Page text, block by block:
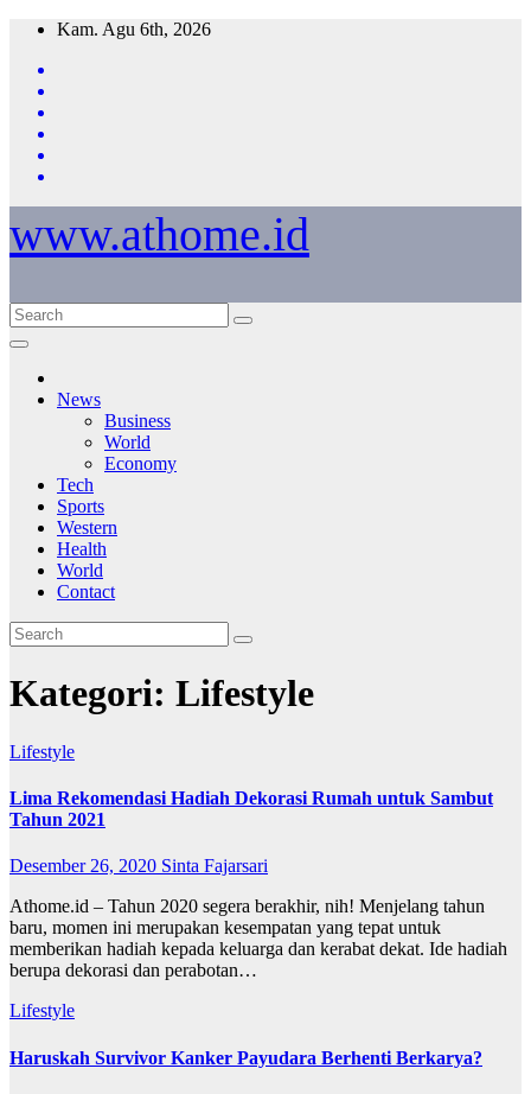
Skip
content
Kam. Agu 6th, 2026
www.athome.id
News
Business
World
Economy
Tech
Sports
Western
Health
World
Contact
Kategori: Lifestyle
Lifestyle
Lima Rekomendasi Hadiah Dekorasi Rumah untuk Sambut
Tahun 2021
Desember 26, 2020 Sinta Fajarsari
Athome.id – Tahun 2020 segera berakhir, nih! Menjelang tahun
baru, momen ini merupakan kesempatan yang tepat untuk
memberikan hadiah kepada keluarga dan kerabat dekat. Ide hadiah
berupa dekorasi dan perabotan…
Lifestyle
Haruskah Survivor Kanker Payudara Berhenti Berkarya?